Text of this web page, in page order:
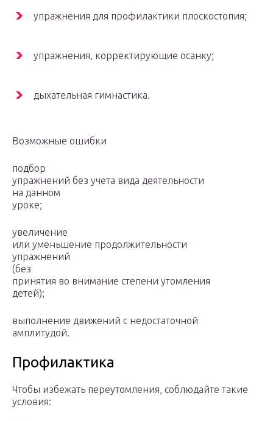
упражнения для профилактики плоскостопия;
упражнения, корректирующие осанку;
дыхательная гимнастика.
Возможные ошибки
подбор
упражнений без учета вида деятельности
на данном
уроке;
увеличение
или уменьшение продолжительности
упражнений
(без
принятия во внимание степени утомления
детей);
выполнение движений с недостаточной
амплитудой.
Профилактика
Чтобы избежать переутомления, соблюдайте такие
условия: